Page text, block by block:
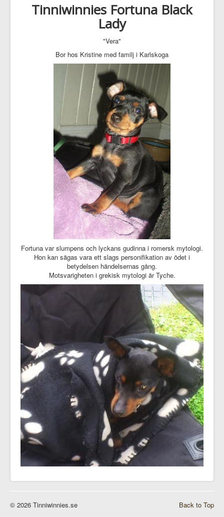
Tinniwinnies Fortuna Black
Lady
"Vera"
Bor hos Kristine med familj i Karlskoga
Fortuna var slumpens och lyckans gudinna i romersk mytologi.
Hon kan sägas vara ett slags personifikation av ödet i
betydelsen händelsernas gång.
Motsvarigheten i grekisk mytologi är Tyche.
Back to Top
© 2026 Tinniwinnies.se